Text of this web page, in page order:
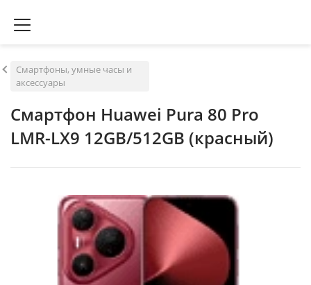
Смартфоны, умные часы и
аксессуары
Смартфон Huawei Pura 80 Pro
LMR-LX9 12GB/512GB (красный)